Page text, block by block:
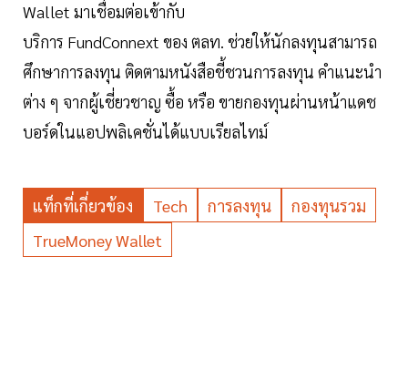
Wallet มาเชื่อมต่อเข้ากับ
บริการ FundConnext ของ ตลท. ช่วยให้นักลงทุนสามารถ
ศึกษาการลงทุน ติดตามหนังสือชี้ชวนการลงทุน คำแนะนำ
ต่าง ๆ จากผู้เชี่ยวชาญ ซื้อ หรือ ขายกองทุนผ่านหน้าแดช
บอร์ดในแอปพลิเคชั่นได้แบบเรียลไทม์
แท็กที่เกี่ยวข้อง Tech การลงทุน
กองทุนรวม
TrueMoney Wallet